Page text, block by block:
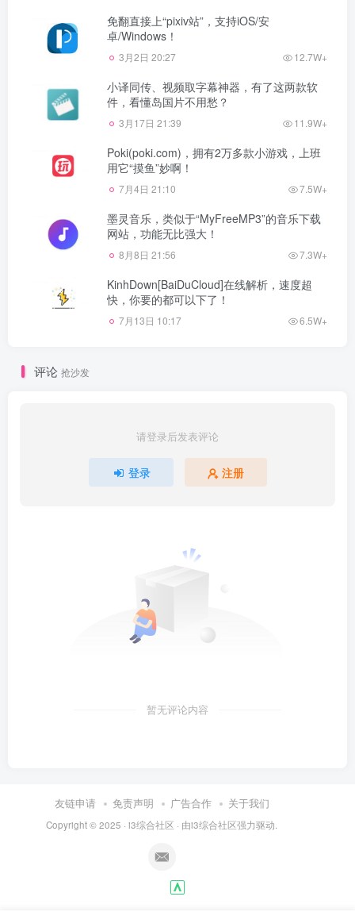
免翻直接上“pixiv站”，支持iOS/安
卓/Windows！
3月2日 20:27 12.7W+
小译同传、视频取字幕神器，有了这两款软
件，看懂岛国片不用愁？
3月17日 21:39 11.9W+
Poki(poki.com)，拥有2万多款小游戏，上班
用它“摸鱼”妙啊！
7月4日 21:10 7.5W+
墨灵音乐，类似于“MyFreeMP3”的音乐下载
网站，功能无比强大！
8月8日 21:56 7.3W+
KinhDown[BaiDuCloud]在线解析，速度超
快，你要的都可以下了！
7月13日 10:17 6.5W+
评论 抢沙发
请登录后发表评论
登录 注册
暂无评论内容
友链申请 免责声明 广告合作 关于我们
Copyright © 2025 · i3综合社区 · 由i3综合社区强力驱动.